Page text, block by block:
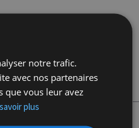
notre trafic.
avec nos partenaires
que vous leur avez
plus